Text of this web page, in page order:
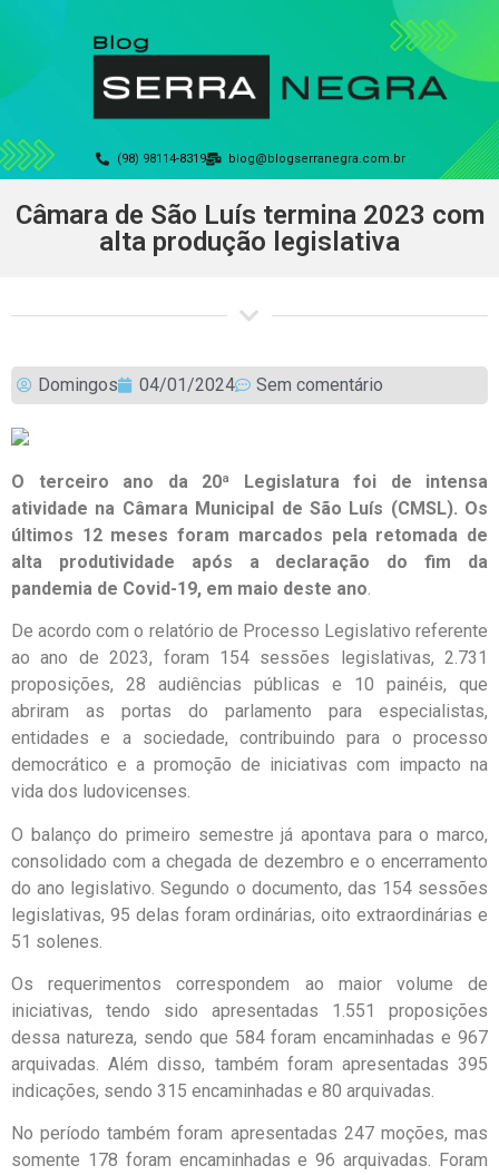
(98) 98114-8319 blog@blogserranegra.com.br
Câmara de São Luís termina 2023 com
alta produção legislativa
Domingos 04/01/2024 Sem comentário
O terceiro ano da 20ª Legislatura foi de intensa
atividade na Câmara Municipal de São Luís (CMSL). Os
últimos 12 meses foram marcados pela retomada de
alta produtividade após a declaração do fim da
pandemia de Covid-19, em maio deste ano.
De acordo com o relatório de Processo Legislativo referente
ao ano de 2023, foram 154 sessões legislativas, 2.731
proposições, 28 audiências públicas e 10 painéis, que
abriram as portas do parlamento para especialistas,
entidades e a sociedade, contribuindo para o processo
democrático e a promoção de iniciativas com impacto na
vida dos ludovicenses.
O balanço do primeiro semestre já apontava para o marco,
consolidado com a chegada de dezembro e o encerramento
do ano legislativo. Segundo o documento, das 154 sessões
legislativas, 95 delas foram ordinárias, oito extraordinárias e
51 solenes.
Os requerimentos correspondem ao maior volume de
iniciativas, tendo sido apresentadas 1.551 proposições
dessa natureza, sendo que 584 foram encaminhadas e 967
arquivadas. Além disso, também foram apresentadas 395
indicações, sendo 315 encaminhadas e 80 arquivadas.
No período também foram apresentadas 247 moções, mas
somente 178 foram encaminhadas e 96 arquivadas. Foram